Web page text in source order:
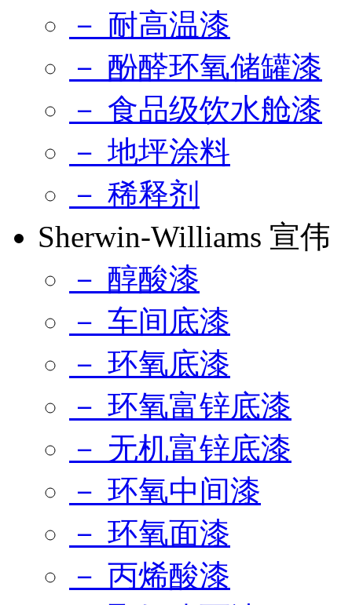
－ 耐高温漆
－ 酚醛环氧储罐漆
－ 食品级饮水舱漆
－ 地坪涂料
－ 稀释剂
Sherwin-Williams 宣伟
－ 醇酸漆
－ 车间底漆
－ 环氧底漆
－ 环氧富锌底漆
－ 无机富锌底漆
－ 环氧中间漆
－ 环氧面漆
－ 丙烯酸漆